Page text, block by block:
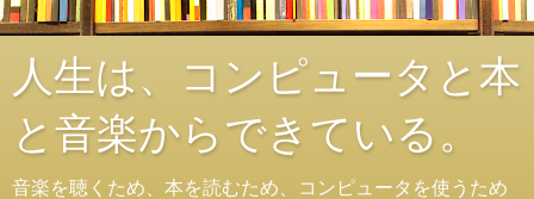
人生は、コンピュータと本
と音楽からできている。
音楽を聴くため、本を読むため、コンピュータを使うため